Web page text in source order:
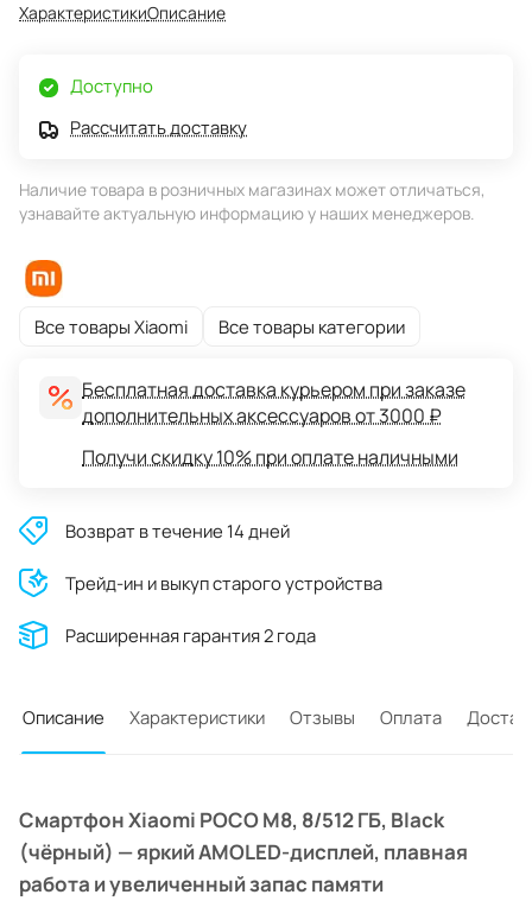
ХарактеристикиОписание
Доступно
Рассчитать доставку
Наличие товара в розничных магазинах может отличаться,
узнавайте актуальную информацию у наших менеджеров.
Все товары Xiaomi Все товары категории
Бесплатная доставка курьером при заказе
дополнительных аксессуаров от 3000 ₽
Получи скидку 10% при оплате наличными
Возврат в течение 14 дней
Трейд-ин и выкуп старого устройства
Расширенная гарантия 2 года
Описание Характеристики Отзывы Оплата
Смартфон Xiaomi POCO M8, 8/512 ГБ, Black
(чёрный) — яркий AMOLED-дисплей, плавная
работа и увеличенный запас памяти